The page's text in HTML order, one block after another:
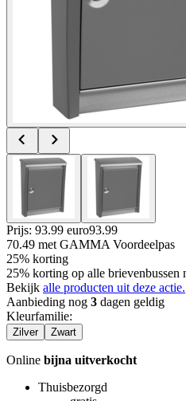
Prijs: 93.99 euro93.99
70.49 met GAMMA Voordeelpas
25% korting
25% korting op alle
Bekijk alle producten uit deze actie.
Aanbieding nog 3 dagen geldig
Kleurfamilie:
Zilver Zwart
Online bijna uitverkocht
Thuisbezorgd